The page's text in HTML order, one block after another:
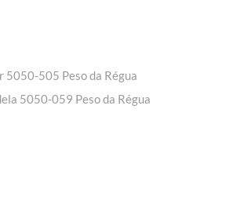
5050-505 Peso da Régua
5050-059 Peso da Régua